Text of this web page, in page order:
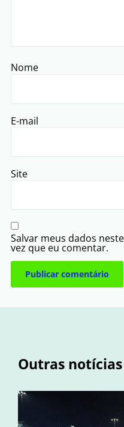
Nome
E-mail
Site
Salvar meus dados
vez que eu comentar.
Outras